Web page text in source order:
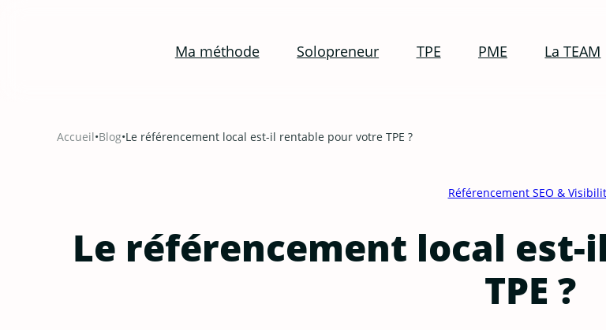
Ma méthode Solopreneur TPE PME La TEAM
Accueil•Blog•Le référencement local est-il rentable pour votre TPE ?
Référencement SEO &
Le référencement local
TPE ?